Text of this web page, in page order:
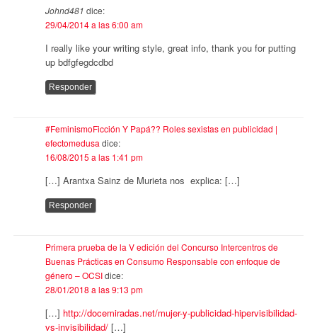
Johnd481 dice:
29/04/2014 a las 6:00 am
I really like your writing style, great info, thank you for putting
up bdfgfegdcdbd
Responder
#FeminismoFicción Y Papá?? Roles sexistas en publicidad |
efectomedusa dice:
16/08/2015 a las 1:41 pm
[…] Arantxa Sainz de Murieta nos explica: […]
Responder
Primera prueba de la V edición del Concurso Intercentros de
Buenas Prácticas en Consumo Responsable con enfoque de
género – OCSIdice:
28/01/2018 a las 9:13 pm
[…] http://docemiradas.net/mujer-y-publicidad-hipervisibilidad-
vs-invisibilidad/[…]